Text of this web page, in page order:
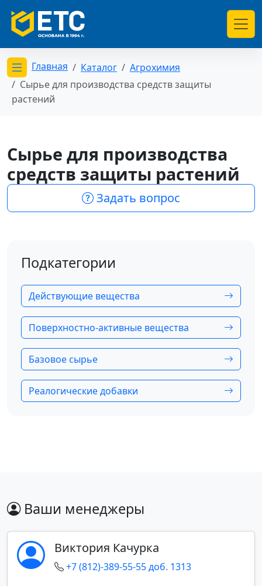
Открыть меню категорий
Главная Каталог
Агрохимия
Сырье для производства средств защиты
растений
Сырье для производства
средств защиты растений
Задать вопрос
Подкатегории
Действующие вещества
Поверхностно-активные вещества
Базовое сырье
Реалогические добавки
Ваши менеджеры
Виктория Качурка
+7 (812)-389-55-55 доб. 1313